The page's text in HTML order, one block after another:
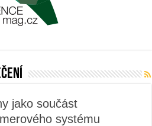
jako součást
systému